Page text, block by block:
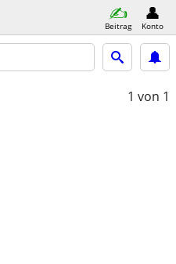
Beitrag Konto
1 von 1